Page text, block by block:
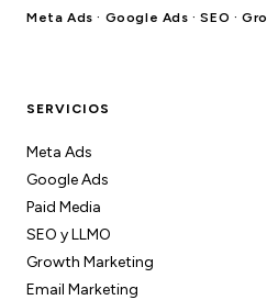
Meta Ads · Google Ads · SEO ·
SERVICIOS
Meta Ads
Google Ads
Paid Media
SEO y LLMO
Growth Marketing
Email Marketing